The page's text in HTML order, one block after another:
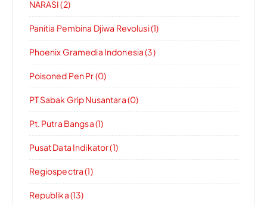
NARASI (2)
Panitia Pembina Djiwa Revolusi (1)
Phoenix Gramedia Indonesia (3)
Poisoned Pen Pr (0)
PT Sabak Grip Nusantara (0)
Pt. Putra Bangsa (1)
Pusat Data Indikator (1)
Regiospectra (1)
Republika (13)